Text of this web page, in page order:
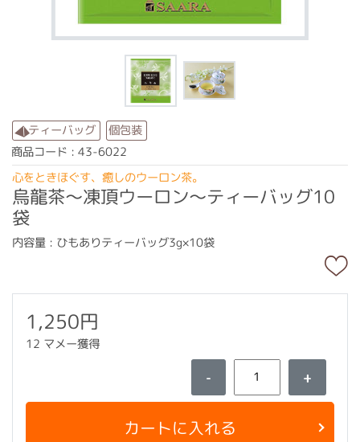
ティーバッグ 個包装
商品コード : 43-6022
心をときほぐす、癒しのウーロン茶。
烏龍茶～凍頂ウーロン～ティーバッグ10
袋
内容量 : ひもありティーバッグ3g×10袋
1,250円
12 マメー獲得
- +
カートに入れる